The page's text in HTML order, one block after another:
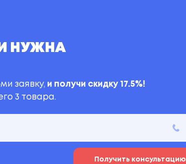
НУЖНА
заявку, и получи скидку 17.5%!
3 товара.
Получить консультацию